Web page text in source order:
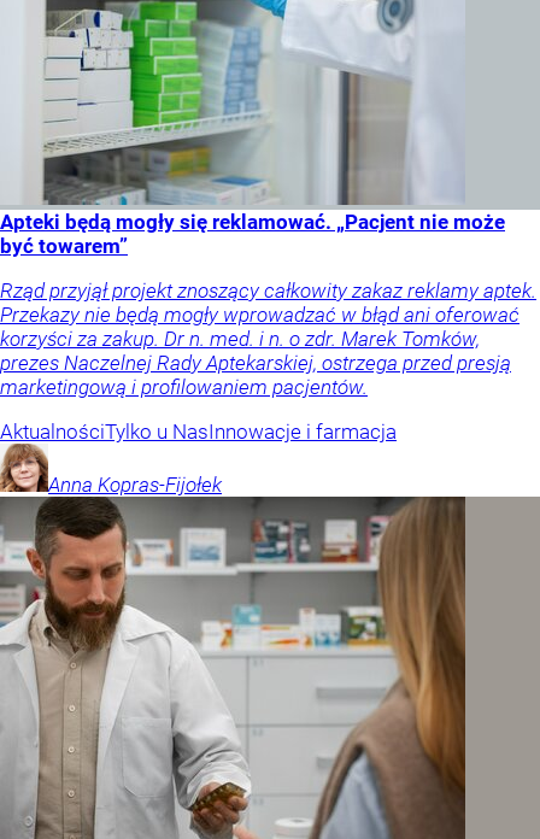
Apteki będą mogły się reklamować. „Pacjent nie może
być towarem”
Rząd przyjął projekt znoszący całkowity zakaz reklamy aptek.
Przekazy nie będą mogły wprowadzać w błąd ani oferować
korzyści za zakup. Dr n. med. i n. o zdr. Marek Tomków,
prezes Naczelnej Rady Aptekarskiej, ostrzega przed presją
marketingową i profilowaniem pacjentów.
AktualnościTylko u NasInnowacje i farmacja
Anna Kopras-Fijołek